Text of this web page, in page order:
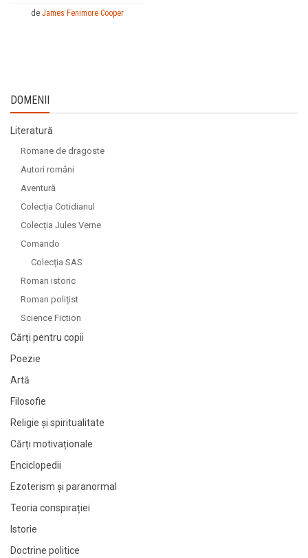
de James Fenimore Cooper
DOMENII
Literatură
Romane de dragoste
Autori români
Aventură
Colecția Cotidianul
Colecția Jules Verne
Comando
Colecția SAS
Roman istoric
Roman polițist
Science Fiction
Cărți pentru copii
Poezie
Artă
Filosofie
Religie și spiritualitate
Cărți motivaționale
Enciclopedii
Ezoterism și paranormal
Teoria conspirației
Istorie
Doctrine politice